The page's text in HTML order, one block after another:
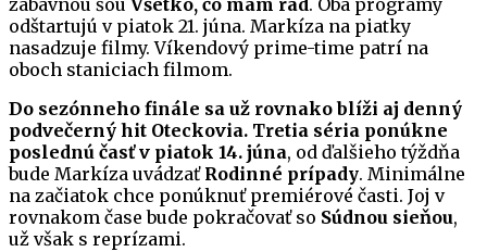
zábavnou šou Všetko, čo mám rád. Oba programy
odštartujú v piatok 21. júna. Markíza na piatky
nasadzuje filmy. Víkendový prime-time patrí na
oboch staniciach filmom.
Do sezónneho finále sa už rovnako blíži aj denný
podvečerný hit Oteckovia. Tretia séria ponúkne
poslednú časť v piatok 14. júna, od ďalšieho týždňa
bude Markíza uvádzať Rodinné prípady. Minimálne
na začiatok chce ponúknuť premiérové časti. Joj v
rovnakom čase bude pokračovať so Súdnou sieňou,
už však s reprízami.